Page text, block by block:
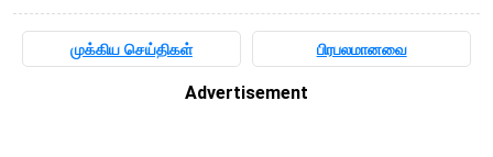
முக்கிய செய்திகள் பிரபலமானவை
Advertisement